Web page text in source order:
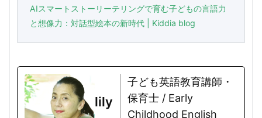
AIスマートストーリーテリングで育む子どもの言語力
と想像力：対話型絵本の新時代 | Kiddia blog
lily
子ども英語教育講師・
保育士 / Early
Childhood English